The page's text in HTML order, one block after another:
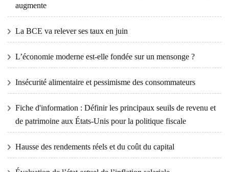
augmente
La BCE va relever ses taux en juin
L’économie moderne est-elle fondée sur un mensonge ?
Insécurité alimentaire et pessimisme des consommateurs
Fiche d'information : Définir les principaux seuils de revenu et
de patrimoine aux États-Unis pour la politique fiscale
Hausse des rendements réels et du coût du capital